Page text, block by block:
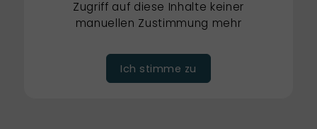
Zugriff auf diese Inhalte keiner
manuellen Zustimmung mehr
Ich stimme zu